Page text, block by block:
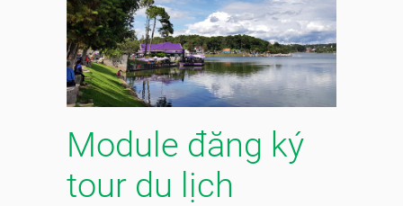
Module đăng ký
tour du lịch